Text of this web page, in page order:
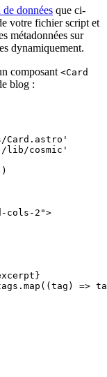
données que ci-
votre fichier script et
métadonnées sur
dynamiquement.
composant <Card
blog :
Card.astro '
lib/cosmic '
cols-2 ">
}
. map ( ( tag ) =>